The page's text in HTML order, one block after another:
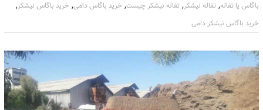
باگاس یا تفاله, تفاله نیشکر, تفاله نیشکر چیست, خرید باگاس دامی, خرید باگاس نیشکر,
خرید باگاس نیشکر دامی